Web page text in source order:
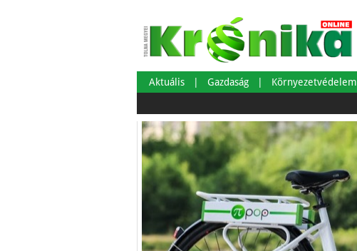
Aktuális Gazdaság Környezetvédelem